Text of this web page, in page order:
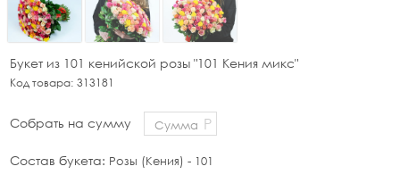
Букет из 101 кенийской розы "101 Кения микс"
Код товара: 313181
Собрать на сумму Р
Состав букета: Розы (Кения) - 101